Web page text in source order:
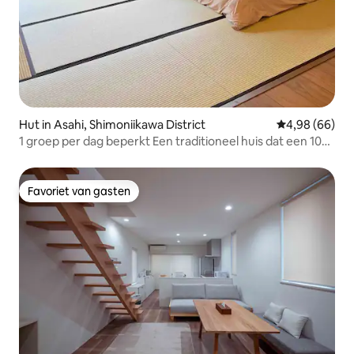
Hut in Asahi, Shimoniikawa District Gemiddelde
4,98 (66)
1 groep per dag beperkt Een traditioneel huis dat een 100
Japanse cultuur kunt ervaren [Guest House Mata Saburo]
Favoriet van gasten
Favoriet van gasten